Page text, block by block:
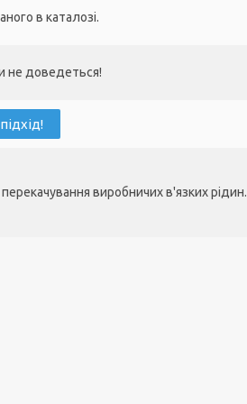
в каталозі.
не доведеться!
виробничих в'язких рідин.